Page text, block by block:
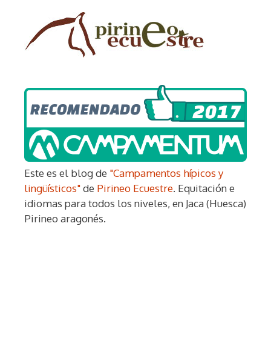
Este es el blog de "Campamentos hípicos y
lingüísticos"de Pirineo Ecuestre. Equitación e
idiomas para todos los niveles, en Jaca (Huesca)
Pirineo aragonés.